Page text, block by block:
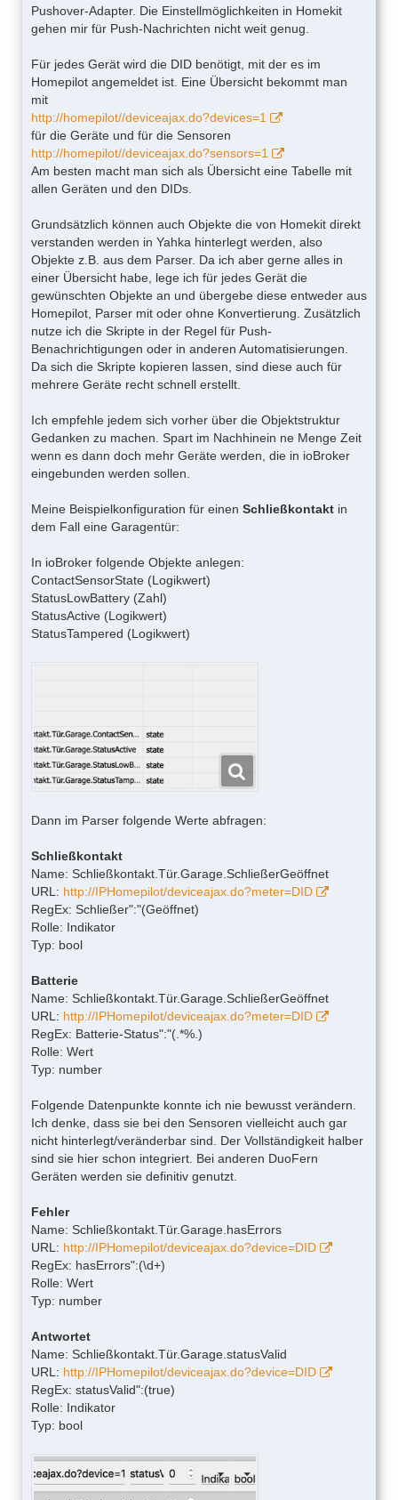
Pushover-Adapter. Die Einstellmöglichkeiten in Homekit
gehen mir für Push-Nachrichten nicht weit genug.
Für jedes Gerät wird die DID benötigt, mit der es im
Homepilot angemeldet ist. Eine Übersicht bekommt man
mit
http://homepilot//deviceajax.do?devices=1
für die Geräte und für die Sensoren
http://homepilot//deviceajax.do?sensors=1
Am besten macht man sich als Übersicht eine Tabelle mit
allen Geräten und den DIDs.
Grundsätzlich können auch Objekte die von Homekit direkt
verstanden werden in Yahka hinterlegt werden, also
Objekte z.B. aus dem Parser. Da ich aber gerne alles in
einer Übersicht habe, lege ich für jedes Gerät die
gewünschten Objekte an und übergebe diese entweder aus
Homepilot, Parser mit oder ohne Konvertierung. Zusätzlich
nutze ich die Skripte in der Regel für Push-
Benachrichtigungen oder in anderen Automatisierungen.
Da sich die Skripte kopieren lassen, sind diese auch für
mehrere Geräte recht schnell erstellt.
Ich empfehle jedem sich vorher über die Objektstruktur
Gedanken zu machen. Spart im Nachhinein ne Menge Zeit
wenn es dann doch mehr Geräte werden, die in ioBroker
eingebunden werden sollen.
Meine Beispielkonfiguration für einen Schließkontakt in
dem Fall eine Garagentür:
In ioBroker folgende Objekte anlegen:
ContactSensorState (Logikwert)
StatusLowBattery (Zahl)
StatusActive (Logikwert)
StatusTampered (Logikwert)
Dann im Parser folgende Werte abfragen:
Schließkontakt
Name: Schließkontakt.Tür.Garage.SchließerGeöffnet
URL: http://IPHomepilot/deviceajax.do?meter=DID
RegEx: Schließer":"(Geöffnet)
Rolle: Indikator
Typ: bool
Batterie
Name: Schließkontakt.Tür.Garage.SchließerGeöffnet
URL: http://IPHomepilot/deviceajax.do?meter=DID
RegEx: Batterie-Status":"(.*%.)
Rolle: Wert
Typ: number
Folgende Datenpunkte konnte ich nie bewusst verändern.
Ich denke, dass sie bei den Sensoren vielleicht auch gar
nicht hinterlegt/veränderbar sind. Der Vollständigkeit halber
sind sie hier schon integriert. Bei anderen DuoFern
Geräten werden sie definitiv genutzt.
Fehler
Name: Schließkontakt.Tür.Garage.hasErrors
URL: http://IPHomepilot/deviceajax.do?device=DID
RegEx: hasErrors":(\d+)
Rolle: Wert
Typ: number
Antwortet
Name: Schließkontakt.Tür.Garage.statusValid
URL: http://IPHomepilot/deviceajax.do?device=DID
RegEx: statusValid":(true)
Rolle: Indikator
Typ: bool